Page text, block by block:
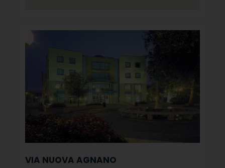
VIA NUOVA AGNANO